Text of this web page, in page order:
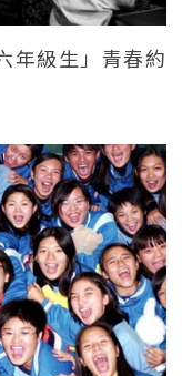
年級生」青春約